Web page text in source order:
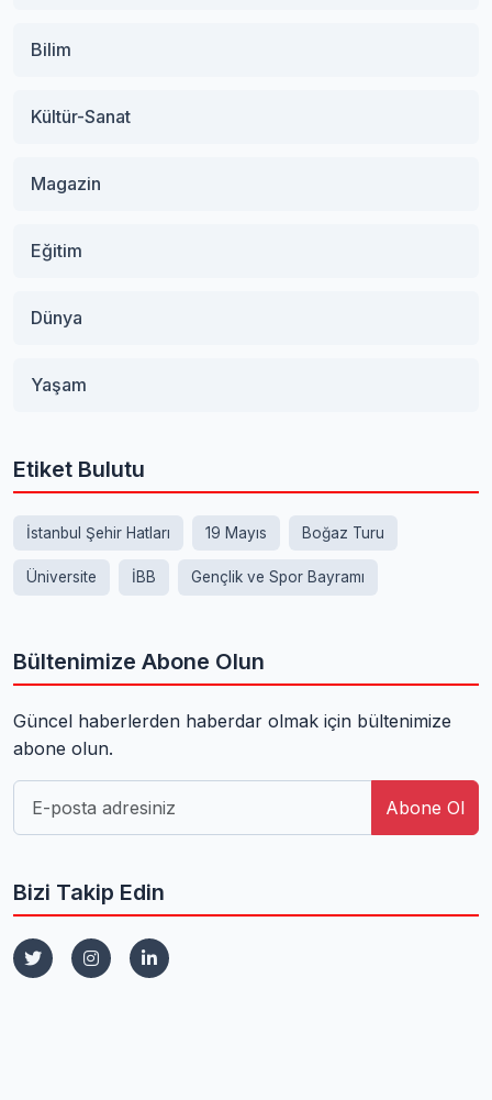
Bilim
Kültür-Sanat
Magazin
Eğitim
Dünya
Yaşam
Etiket Bulutu
İstanbul Şehir Hatları 19 Mayıs Boğaz Turu
Üniversite İBB Gençlik ve Spor Bayramı
Bültenimize Abone Olun
Güncel haberlerden haberdar olmak için bültenimize
abone olun.
Abone Ol
Bizi Takip Edin